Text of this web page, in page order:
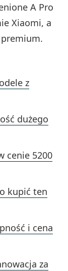
A Pro
Xiaomi, a
z
dużego
cenie 5200
kupić ten
i cena
za